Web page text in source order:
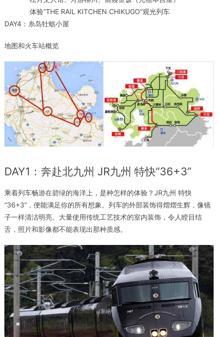
体验“THE RAIL KITCHEN CHIKUGO”观光列车
DAY4：糸岛牡蛎小屋
地图和火车站概览
DAY1：奔赴北九州 JR九州 特快“36+3”
乘着列车畅游在碧绿的海洋上，是种怎样的体验？JR九州 特快
“36+3”，便能满足你的所有想象。列车的外部装饰得熠熠生辉，像镜
子一样清洁明亮。大量使用传统工艺技术的室内装饰，令人瞠目结
舌，照片和影像都不能表现出那种质感。